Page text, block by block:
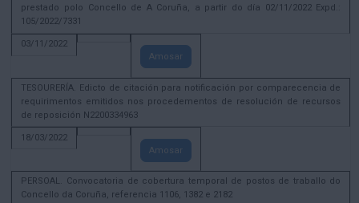
prestado polo Concello de A Coruña, a partir do día 02/11/2022 Expd.:
105/2022/7331
03/11/2022
Amosar
TESOURERÍA. Edicto de citación para notificación por comparecencia de
requirimentos emitidos nos procedementos de resolución de recursos
de reposición N2200334963
18/03/2022
Amosar
PERSOAL. Convocatoria de cobertura temporal de postos de traballo do
Concello da Coruña, referencia 1106, 1382 e 2182